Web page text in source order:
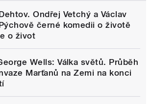
Ondřej Vetchý a Václav
černé komedii o životě
o život
Wells: Válka světů. Průběh
Marťanů na Zemi na konci